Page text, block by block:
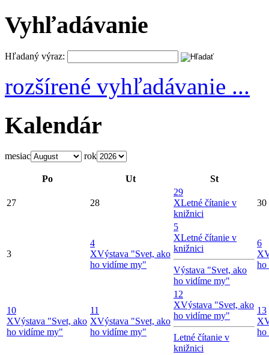
Vyhľadávanie
Hľadaný výraz:
rozšírené vyhľadávanie ...
Kalendár
mesiac rok
Po Ut St
27 28
29
XLetné čítanie v
knižnici
30
3
4
XVýstava "Svet, ako
ho vidíme my"
5
XLetné čítanie v
knižnici
Výstava "Svet, ako
ho vidíme my"
6
X
ho
10
XVýstava "Svet, ako
ho vidíme my"
11
XVýstava "Svet, ako
ho vidíme my"
12
XVýstava "Svet, ako
ho vidíme my"
Letné čítanie v
knižnici
13
X
ho